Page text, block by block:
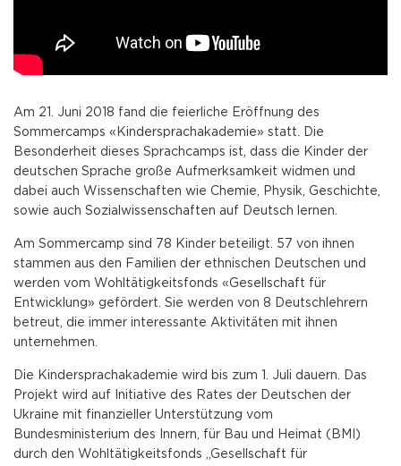
Am 21. Juni 2018 fand die feierliche Eröffnung des
Sommercamps «Kindersprachakademie» statt. Die
Besonderheit dieses Sprachcamps ist, dass die Kinder der
deutschen Sprache große Aufmerksamkeit widmen und
dabei auch Wissenschaften wie Chemie, Physik, Geschichte,
sowie auch Sozialwissenschaften auf Deutsch lernen.
Am Sommercamp sind 78 Kinder beteiligt. 57 von ihnen
stammen aus den Familien der ethnischen Deutschen und
werden vom Wohltätigkeitsfonds «Gesellschaft für
Entwicklung» gefördert. Sie werden von 8 Deutschlehrern
betreut, die immer interessante Aktivitäten mit ihnen
unternehmen.
Die Kindersprachakademie wird bis zum 1. Juli dauern. Das
Projekt wird auf Initiative des Rates der Deutschen der
Ukraine mit finanzieller Unterstützung vom
Bundesministerium des Innern, für Bau und Heimat (BMI)
durch den Wohltätigkeitsfonds „Gesellschaft für